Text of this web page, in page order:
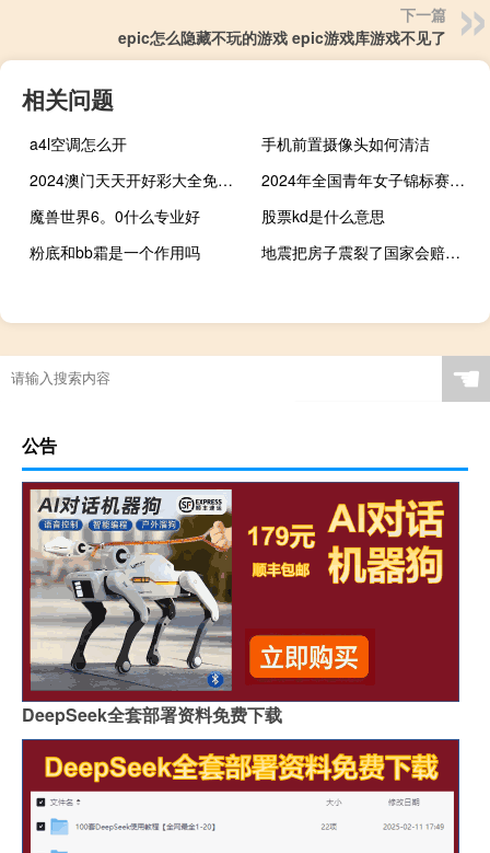
下一篇
epic怎么隐藏不玩的游戏 epic游戏库游戏不见了
相关问题
a4l空调怎么开
手机前置摄像头如何清洁
2024澳门天天开好彩大全免费_精选解释落实将深度解析_安装版v557.196
2024年全国青年女子锦标赛首日精彩回顾
魔兽世界6。0什么专业好
股票kd是什么意思
粉底和bb霜是一个作用吗
地震把房子震裂了国家会赔偿吗 地震之后房子白买了吗
☚
公告
DeepSeek全套部署资料免费下载